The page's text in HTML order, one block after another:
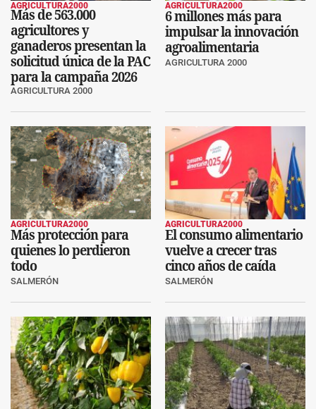
AGRICULTURA2000
Más de 563.000
agricultores y
ganaderos presentan la
solicitud única de la PAC
para la campaña 2026
AGRICULTURA 2000
AGRICULTURA2000
6 millones más para
impulsar la innovación
agroalimentaria
AGRICULTURA 2000
AGRICULTURA2000
Más protección para
quienes lo perdieron
todo
SALMERÓN
AGRICULTURA2000
El consumo alimentario
vuelve a crecer tras
cinco años de caída
SALMERÓN